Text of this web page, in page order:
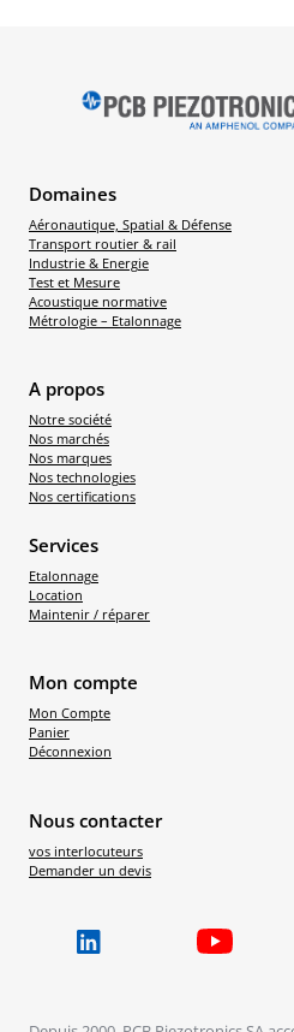
Domaines
Aéronautique, Spatial & Défense
Transport routier & rail
Industrie & Energie
Test et Mesure
Acoustique normative
Métrologie – Etalonnage
A propos
Notre société
Nos marchés
Nos marques
Nos technologies
Nos certifications
Services
Etalonnage
Location
Maintenir / réparer
Mon compte
Mon Compte
Panier
Déconnexion
Nous contacter
vos interlocuteurs
Demander un devis